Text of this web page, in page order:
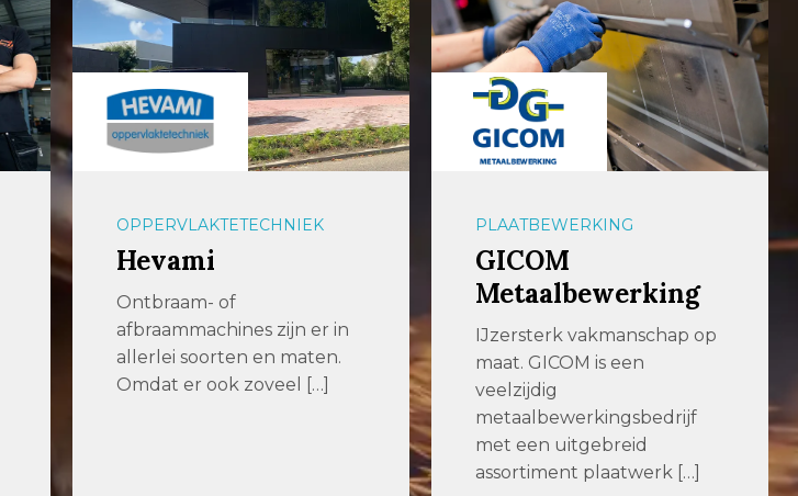
OPPERVLAKTETECHNIEK
Hevami
Ontbraam- of
afbraammachines zijn er in
allerlei soorten en maten.
Omdat er ook zoveel […]
PLAATBEWERKING
GICOM
Metaalbewerking
IJzersterk vakmanschap op
maat. GICOM is een
veelzijdig
metaalbewerkingsbedrijf
met een uitgebreid
assortiment plaatwerk […]